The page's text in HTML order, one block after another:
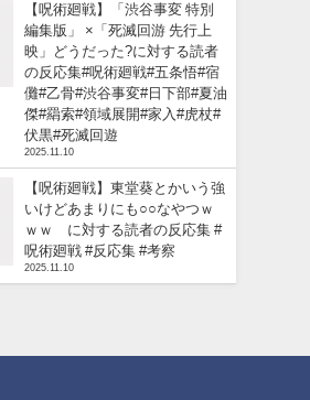
【呪術廻戦】「渋谷事変 特別
編集版」 ×「死滅回游 先行上
映」どうだった?に対する読者
の反応集#呪術廻戦#五条悟#宿
儺#乙骨#渋谷事変#日下部#夏油
傑#羂索#領域展開#家入#虎杖#
伏黒#死滅回遊
2025.11.10
【呪術廻戦】東堂葵とかいう強
いけどあまりにも○○なやつｗ
ｗｗ に対する読者の反応集 #
呪術廻戦 #反応集 #考察
2025.11.10